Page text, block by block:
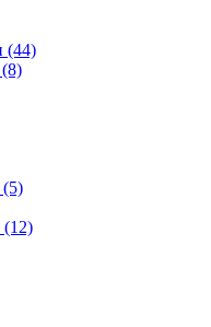
(44)
(5)
(12)